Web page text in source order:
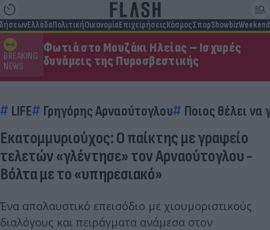
ΕλλάδαΠολιτικήΟικονομίαΕπιχειρήσειςΚόσμοςΣπορShowbizWeekend
BREAKING
NEWS
Φωτιά στο Μουζάκι Ηλείας – Ισχυρές
δυνάμεις της Πυροσβεστικής
LIFE Γρηγόρης Αρναούτογλου Ποιος θέλει να
Εκατομμυριούχος: Ο παίκτης με γραφείο
τελετών «γλέντησε» τον Αρναούτογλου -
Βόλτα με το «υπηρεσιακό»
Ένα απολαυστικό επεισόδιο με χιουμοριστικούς
διαλόγους και πειράγματα ανάμεσα στον